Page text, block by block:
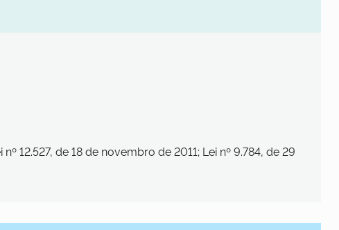
12.527, de 18 de novembro de 2011; Lei nº 9.784, de 29